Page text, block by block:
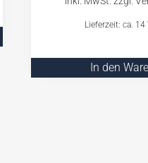
Lieferzeit: ca. 14
In den